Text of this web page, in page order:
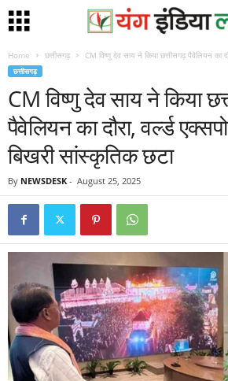
Home छत्तीसगढ़ CM विष्णु देव साय ने किया छत्तीसगढ़ पैवेलियन का
छत्तीसगढ़
CM विष्णु देव साय ने किया
पैवेलियन का दौरा, वर्ल्ड
बिखरी सांस्कृतिक छटा
By NEWSDESK - August 25, 2025